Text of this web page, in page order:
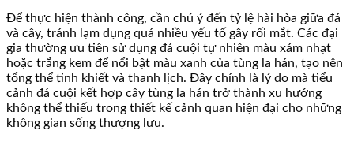
Để thực hiện thành công, cần chú ý đến tỷ lệ hài hòa giữa đá
và cây, tránh lạm dụng quá nhiều yếu tố gây rối mắt. Các đại
gia thường ưu tiên sử dụng đá cuội tự nhiên màu xám nhạt
hoặc trắng kem để nổi bật màu xanh của tùng la hán, tạo nên
tổng thể tinh khiết và thanh lịch. Đây chính là lý do mà tiểu
cảnh đá cuội kết hợp cây tùng la hán trở thành xu hướng
không thể thiếu trong thiết kế cảnh quan hiện đại cho những
không gian sống thượng lưu.